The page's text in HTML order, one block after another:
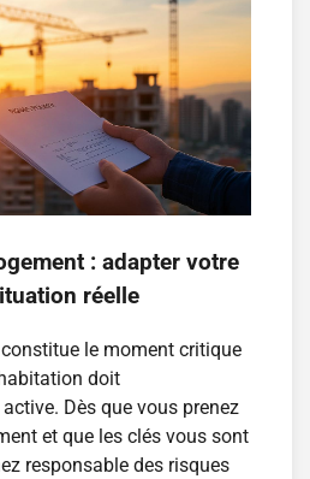
: adapter votre
réelle
le moment critique
doit
Dès que vous prenez
et que les clés vous sont
responsable des risques